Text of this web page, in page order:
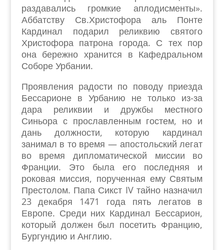
раздавались громкие аплодисменты».
Аббатству Св.Христофора аль Понте
Кардинал подарил реликвию святого
Христофора патрона города. С тех пор
она бережно хранится в Кафедральном
Соборе Урбании.
Проявления радости по поводу приезда
Бессарионе в Урбанию не только из-за
дара реликвии и дружбы местного
Синьора с прославленным гостем, но и
дань должности, которую кардинал
занимал в то время — апостольский легат
во время дипломатической миссии во
Франции. Это была его последняя и
роковая миссия, порученная ему Святым
Престолом. Папа Сикст IV тайно назначил
23 декабря 1471 года пять легатов в
Европе. Среди них Кардинал Бессарион,
который должен был посетить Францию,
Бургундию и Англию.